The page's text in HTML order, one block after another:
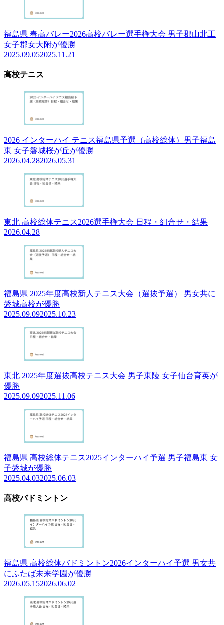
福島県 春高バレー2026高校バレー選手権大会 男子郡山北工
女子郡女大附が優勝
2025.09.052025.11.21
高校テニス
2026 インターハイ テニス福島県予選（高校総体）男子福島
東 女子磐城桜が丘が優勝
2026.04.282026.05.31
東北 高校総体テニス2026選手権大会 日程・組合せ・結果
2026.04.28
福島県 2025年度高校新人テニス大会（選抜予選） 男女共に
磐城高校が優勝
2025.09.092025.10.23
東北 2025年度選抜高校テニス大会 男子東陵 女子仙台育英が
優勝
2025.09.092025.11.06
福島県 高校総体テニス2025インターハイ予選 男子福島東 女
子磐城が優勝
2025.04.032025.06.03
高校バドミントン
福島県 高校総体バドミントン2026インターハイ予選 男女共
にふたば未来学園が優勝
2026.05.152026.06.02